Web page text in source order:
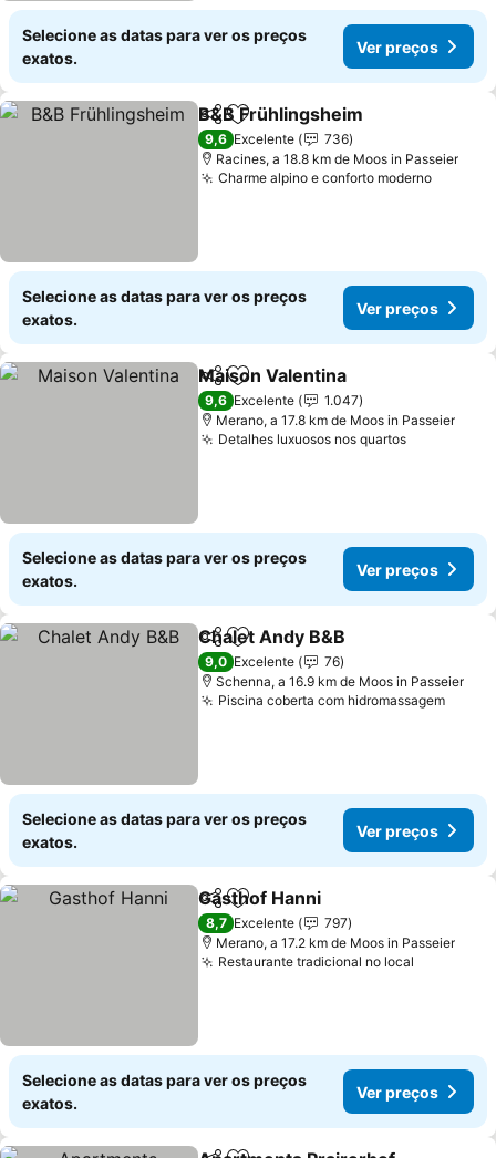
Selecione as datas para ver os preços
exatos.
Ver preços
PartilharAdicionar aos favoritos
B&B Frühlingsheim
9,6 Excelente
736
Racines, a 18.8 km de Moos in Passeier
Charme alpino e conforto modernoVer
Selecione as datas para ver os preços
exatos.
Ver preços
PartilharAdicionar aos favoritos
Maison Valentina
9,6 Excelente
1.047
Merano, a 17.8 km de Moos in Passeier
Detalhes luxuosos nos quartosVer preços
Selecione as datas para ver os preços
exatos.
Ver preços
PartilharAdicionar aos favoritos
Chalet Andy B&B
9,0 Excelente
76
Schenna, a 16.9 km de Moos in Passeier
Piscina coberta com hidromassagemVer
Selecione as datas para ver os preços
exatos.
Ver preços
PartilharAdicionar aos favoritos
Gasthof Hanni
8,7 Excelente
797
Merano, a 17.2 km de Moos in Passeier
Restaurante tradicional no local
Selecione as datas para ver os preços
exatos.
Ver preços